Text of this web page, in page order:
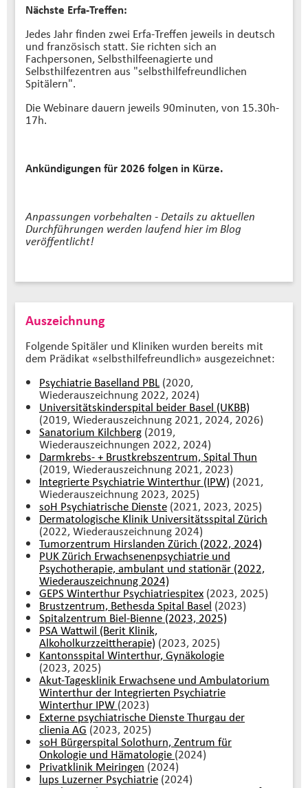
Nächste Erfa-Treffen:
Jedes Jahr finden zwei Erfa-Treffen jeweils in deutsch
und französisch statt. Sie richten sich an
Fachpersonen, Selbsthilfeenagierte und
Selbsthilfezentren aus "selbsthilfefreundlichen
Spitälern".
Die Webinare dauern jeweils 90minuten, von 15.30h-
17h.
Ankündigungen für 2026 folgen in Kürze.
Anpassungen vorbehalten - Details zu aktuellen
Durchführungen werden laufend hier im Blog
veröffentlicht!
Auszeichnung
Folgende Spitäler und Kliniken wurden bereits mit
dem Prädikat «selbsthilfefreundlich» ausgezeichnet:
Psychiatrie Baselland PBL (2020,
Wiederauszeichnung 2022, 2024)
Universitätskinderspital beider Basel (UKBB)
(2019, Wiederauszeichnung 2021, 2024, 2026)
Sanatorium Kilchberg (2019,
Wiederauszeichnungen 2022, 2024)
Darmkrebs- + Brustkrebszentrum, Spital Thun
(2019, Wiederauszeichnung 2021, 2023)
Integrierte Psychiatrie Winterthur (IPW) (2021,
Wiederauszeichnung 2023, 2025)
soH Psychiatrische Dienste (2021, 2023, 2025)
Dermatologische Klinik Universitätsspital Zürich
(2022, Wiederauszeichnung 2024)
Tumorzentrum Hirslanden Zürich (2022, 2024)
PUK Zürich Erwachsenenpsychiatrie und
Psychotherapie, ambulant und stationär (2022,
Wiederauszeichnung 2024)
GEPS Winterthur Psychiatriespitex (2023, 2025)
Brustzentrum, Bethesda Spital Basel (2023)
Spitalzentrum Biel-Bienne (2023, 2025)
PSA Wattwil (Berit Klinik,
Alkoholkurzzeittherapie) (2023, 2025)
Kantonsspital Winterthur, Gynäkologie
(2023, 2025)
Akut-Tagesklinik Erwachsene und Ambulatorium
Winterthur der Integrierten Psychiatrie
Winterthur IPW (2023)
Externe psychiatrische Dienste Thurgau der
clienia AG (2023, 2025)
soH Bürgerspital Solothurn, Zentrum für
Onkologie und Hämatologie (2024)
Privatklinik Meiringen (2024)
lups Luzerner Psychiatrie (2024)